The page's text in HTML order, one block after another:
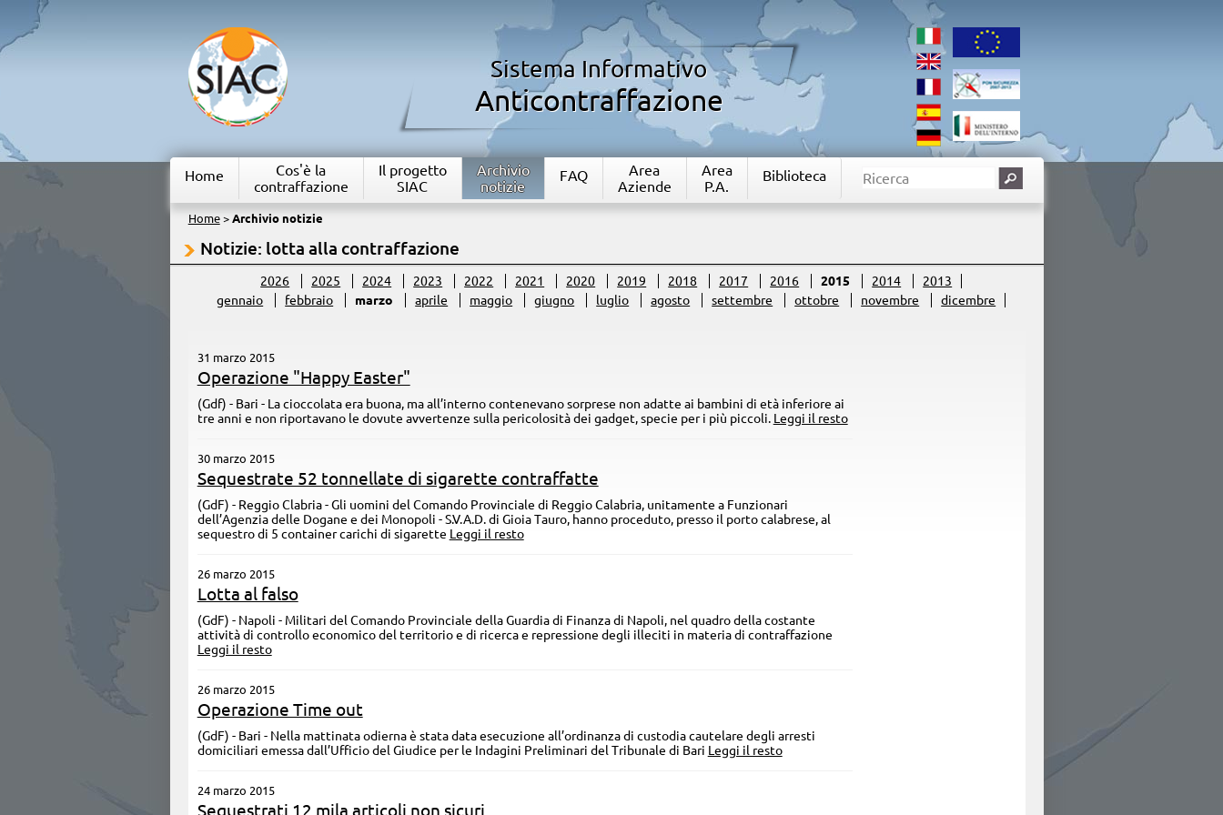
Sistema Informativo
Anticontraffazione
Home
Cos'è la
contraffazione
Il progetto
SIAC
Archivio
notizie
FAQ
Area
Aziende
Area
P.A.
Biblioteca
Home> Archivio notizie
Notizie: lotta alla contraffazione
2026 2025 2024 2023 2022 2021 2020 2019 2018 2017 2016 2015 2014
2013
gennaio
febbraio marzo aprile maggio giugno luglio agosto settembre ottobre novembre dicembre
31 marzo 2015
Operazione "Happy Easter"
(Gdf) - Bari - ​La cioccolata era buona, ma all’interno contenevano sorprese non adatte ai bambini di età inferiore ai
tre anni e non riportavano le dovute avvertenze sulla pericolosità dei gadget, specie per i più piccoli. Leggi il resto
30 marzo 2015
Sequestrate 52 tonnellate di sigarette contraffatte
(GdF) - Reggio Clabria - Gli uomini del Comando Provinciale di Reggio Calabria, unitamente a Funzionari
dell’Agenzia delle Dogane e dei Monopoli - S.V.A.D. di Gioia Tauro, hanno proceduto, presso il porto calabrese, al
sequestro di 5 container carichi di sigarette Leggi il resto
26 marzo 2015
Lotta al falso
(GdF) - Napoli - Militari del Comando Provinciale della Guardia di Finanza di Napoli, nel quadro della costante
attività di controllo economico del territorio e di ricerca e repressione degli illeciti in materia di contraffazione
Leggi il resto
26 marzo 2015
Operazione Time out
(GdF) - Bari - Nella mattinata odierna è stata data esecuzione all’ordinanza di custodia cautelare degli arresti
domiciliari emessa dall’Ufficio del Giudice per le Indagini Preliminari del Tribunale di Bari Leggi il resto
24 marzo 2015
Sequestrati 12 mila articoli non sicuri